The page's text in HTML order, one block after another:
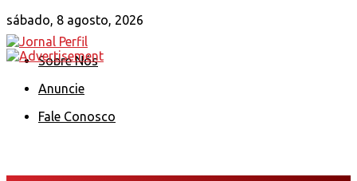
sábado, 8 agosto, 2026
Sobre Nós
Anuncie
Fale Conosco